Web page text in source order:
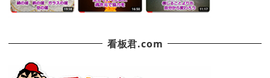
看板君.com